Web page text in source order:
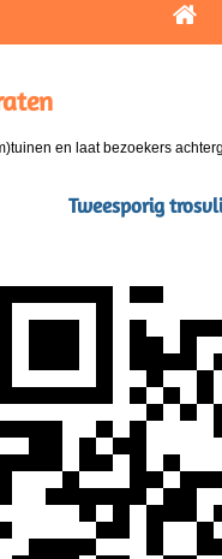
en laat bezoekers
Tweesporig